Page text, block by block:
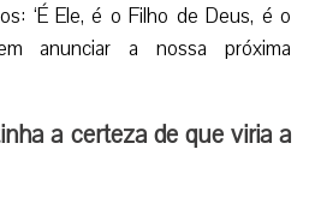
‘É Ele, é o Filho de Deus, é o
anunciar a nossa próxima
a certeza de que viria a